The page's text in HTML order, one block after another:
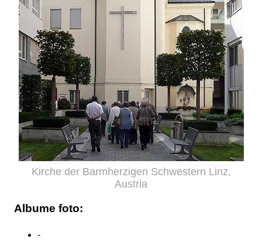
Kirche der Barmherzigen Schwestern Linz,
Austria
Albume foto:
-